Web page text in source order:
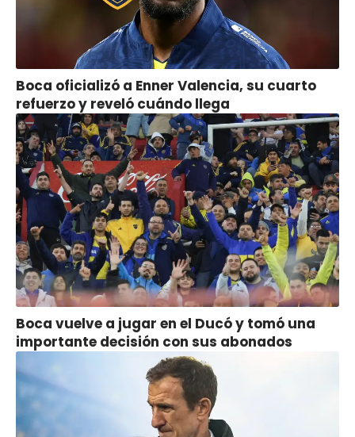
Boca oficializó a Enner Valencia, su cuarto
refuerzo y reveló cuándo llega
Boca vuelve a jugar en el Ducó y tomó una
importante decisión con sus abonados